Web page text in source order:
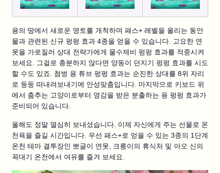
용의 땅에서 새로운 영토를 개척하며 패스+ 레벨을 올리는 동안
물과 관련된 신규 펑펑 효과 4종을 얻을 수 있습니다. 고요한 연
못을 가로질러 상대 전략가에게 물수제비 펑펑 효과를 적중시켜
보세요. 그걸로 충분하지 않다면 양동이 던지기 펑펑 효과를 시도
할 수도 있죠. 첨벙 용 튜브 펑펑 효과는 순진한 상대를 8위 자리
로 둥둥 떠내려보내기에 안성맞춤입니다. 마지막으로 키보드 위
에서 춤추는 고양이로부터 영감을 받은 분출하는 용 펑펑 효과가
준비되어 있습니다.
올해도 정말 열심히 보내셨습니다. 이제 자신에게 주는 선물로 온
천욕을 즐길 시간입니다. 우선 패스+로 얻을 수 있는 3종의 1단계
온천 테마 결투장인 뽀글이 연못, 크릉이의 휴식처 및 아오 신의
꼭대기 온천에서 여유를 즐겨 보세요.